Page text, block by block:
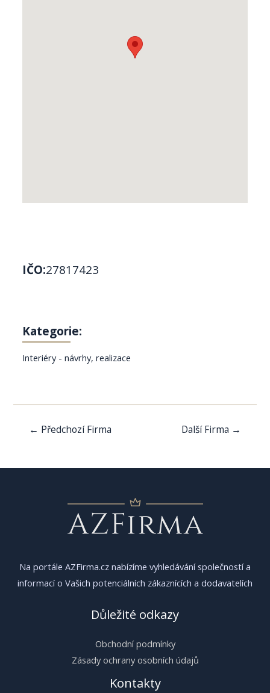
IČO:27817423
Kategorie:
Interiéry - návrhy, realizace
Navigace
← Předchozí Firma Další Firma →
Na portále AZFirma.cz nabízíme vyhledávání společností a
informací o Vašich potenciálních zákaznících a dodavatelích
Důležité odkazy
Obchodní podmínky
Zásady ochrany osobních údajů
Kontakty